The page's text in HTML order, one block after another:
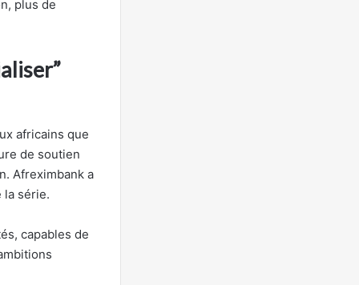
plus de
africains que
de soutien
Afreximbank a
la série.
capables de